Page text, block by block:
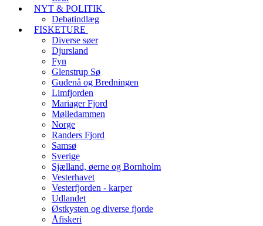
NYT & POLITIK
Debatindlæg
FISKETURE
Diverse søer
Djursland
Fyn
Glenstrup Sø
Gudenå og Bredningen
Limfjorden
Mariager Fjord
Mølledammen
Norge
Randers Fjord
Samsø
Sverige
Sjælland, øerne og Bornholm
Vesterhavet
Vesterfjorden - karper
Udlandet
Østkysten og diverse fjorde
Åfiskeri